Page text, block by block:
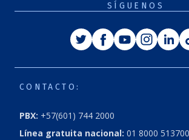
SÍGUENOS
TwitterFacebook
Youtube
CONTACTO:
PBX: +57(601) 744 2000
Línea gratuita nacional: 01 8000 513700